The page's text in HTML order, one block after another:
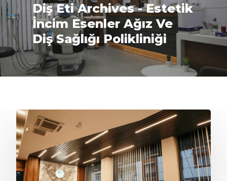
Diş Eti Archives - Estetik
İncim Esenler Ağız Ve
Diş Sağlığı Polikliniği